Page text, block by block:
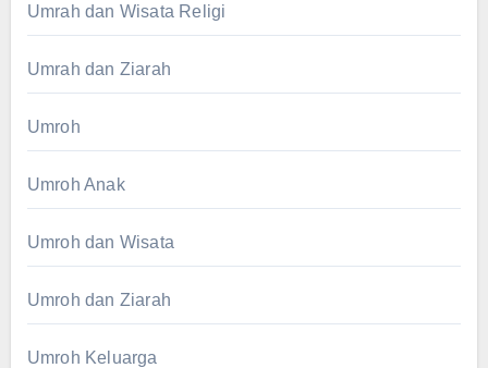
Umrah dan Wisata Religi
Umrah dan Ziarah
Umroh
Umroh Anak
Umroh dan Wisata
Umroh dan Ziarah
Umroh Keluarga